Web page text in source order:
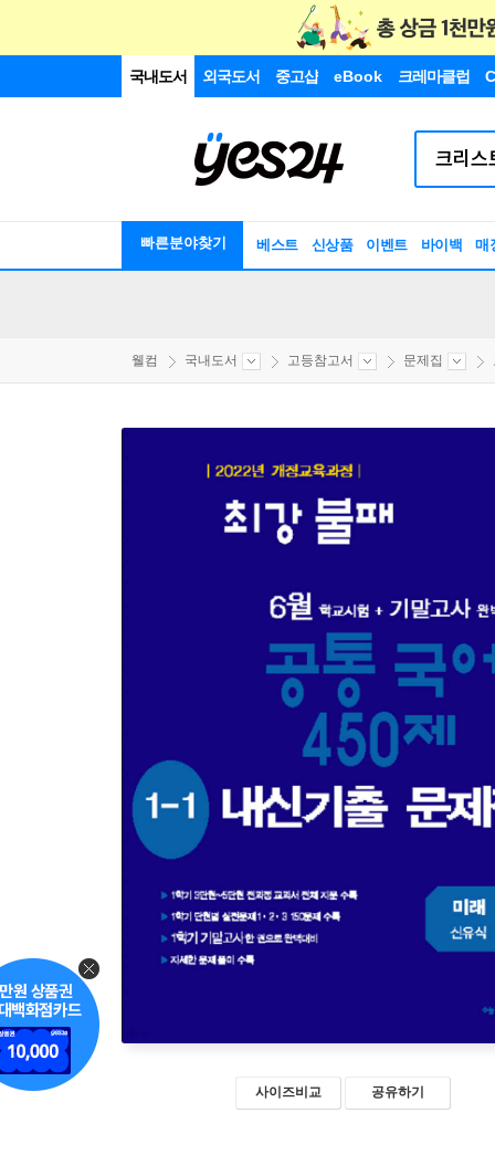
국내도서 외국도서 중고샵 eBook 크레마클럽
빠른분야찾기 베스트 신상품 이벤트 바이백 매
웰컴 국내도서 고등참고서 문제집
사이즈비교 공유하기